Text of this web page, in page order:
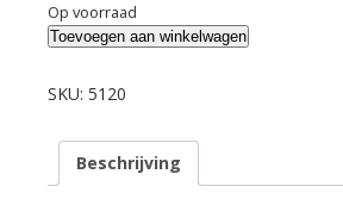
Op voorraad
Kruyff,
de.
aantal
Toevoegen aan winkelwagen
SKU: 5120
Beschrijving